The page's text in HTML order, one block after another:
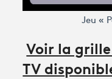
Jeu «
Voir la
TV